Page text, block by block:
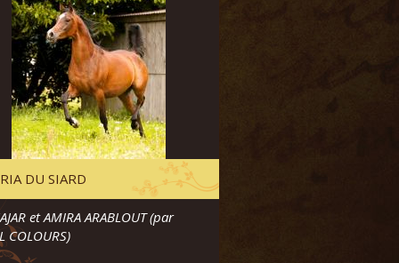
DU SIARD
et AMIRA ARABLOUT (par
COLOURS)